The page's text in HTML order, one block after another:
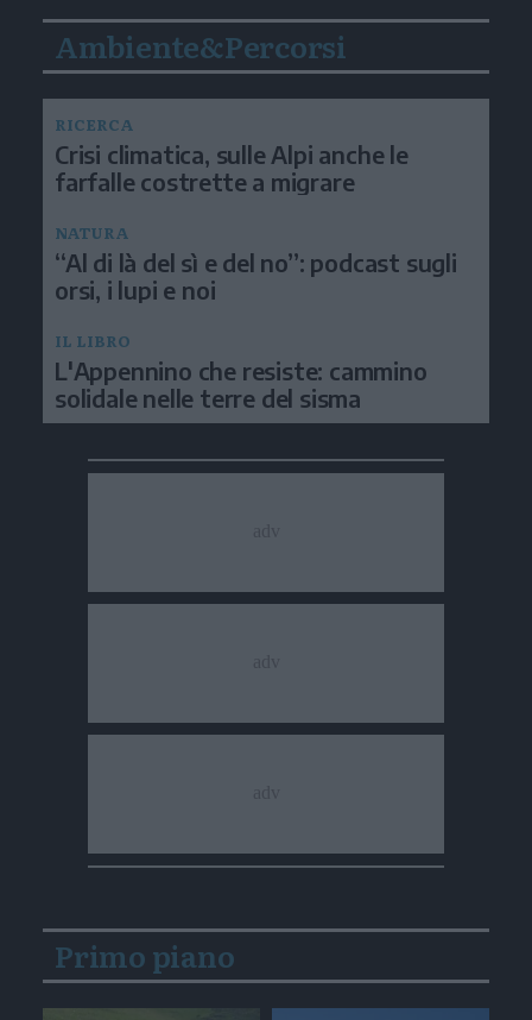
Ambiente&Percorsi
RICERCA
Crisi climatica, sulle Alpi anche le
farfalle costrette a migrare
NATURA
“Al di là del sì e del no”: podcast sugli
orsi, i lupi e noi
IL LIBRO
L'Appennino che resiste: cammino
solidale nelle terre del sisma
Primo piano